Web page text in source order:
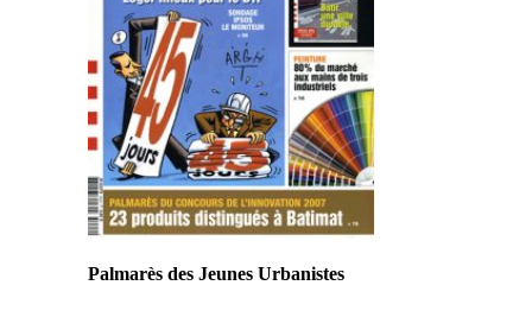
Palmarès des Jeunes Urbanistes